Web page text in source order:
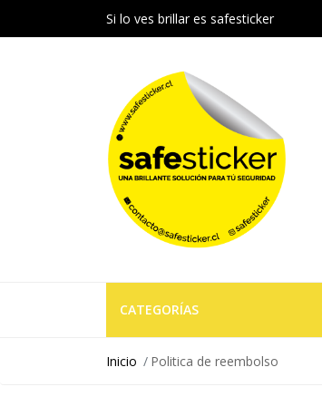
Si lo ves brillar es safesticker
CATEGORÍAS
Inicio Politica de reembolso